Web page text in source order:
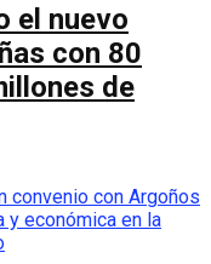
el nuevo
con 80
de